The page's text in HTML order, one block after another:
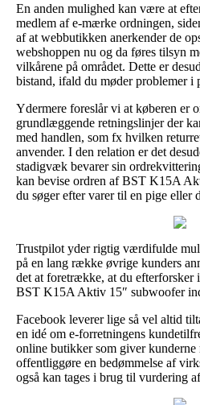
En anden mulighed kan være at
medlem af e-mærke ordningen,
af at webbutikken anerkender de
webshoppen nu og da føres tilsyn
vilkårene på området. Dette er
bistand, ifald du møder problemer i
Ydermere foreslår vi at køberen er
grundlæggende retningslinjer der
med handlen, som fx hvilken
anvender. I den relation er det
stadigvæk bevarer sin
kan bevise ordren af BST K15A
du søger efter varer til en pige eller
Trustpilot yder rigtig værdifulde
på en lang række øvrige kunders
det at foretrække, at du efterforsker
BST K15A Aktiv 15″ subwoofer
Facebook leverer lige så vel altid
en idé om e-forretningens
online butikker som giver
offentliggøre en bedømmelse af
også kan tages i brug til vurdering